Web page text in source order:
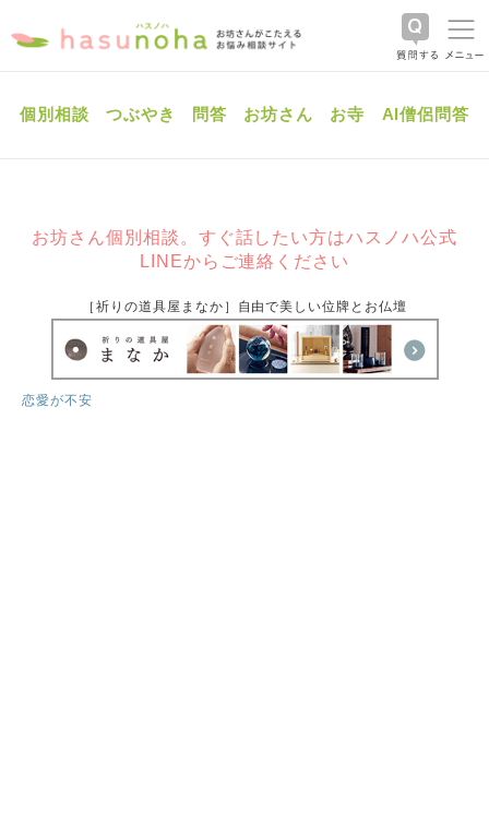
個別相談 つぶやき 問答 お坊さん お寺 AI僧侶問答
お坊さん個別相談。すぐ話したい方はハスノハ公式
LINEからご連絡ください
［祈りの道具屋まなか］自由で美しい位牌とお仏壇
恋愛が不安